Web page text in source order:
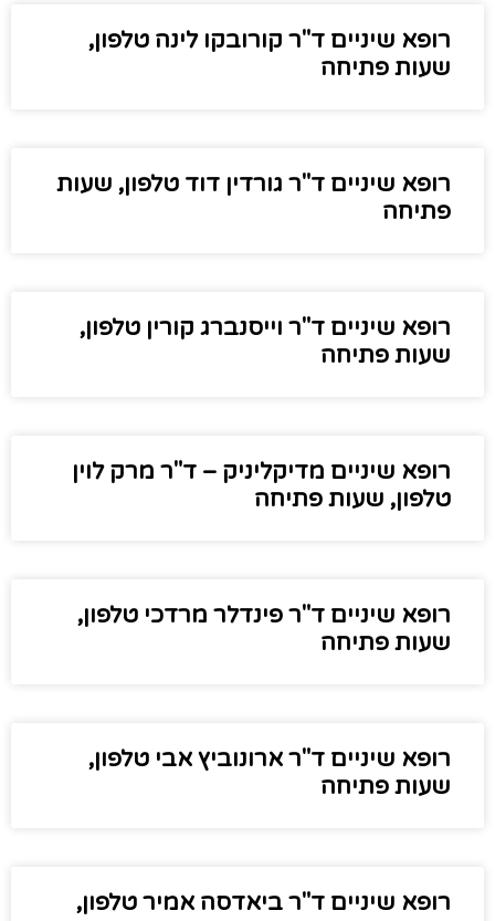
רופא שיניים ד"ר קורובקו לינה טלפון,
שעות פתיחה
רופא שיניים ד"ר גורדין דוד טלפון, שעות
פתיחה
רופא שיניים ד"ר וייסנברג קורין טלפון,
שעות פתיחה
רופא שיניים מדיקליניק – ד"ר מרק לוין
טלפון, שעות פתיחה
רופא שיניים ד"ר פינדלר מרדכי טלפון,
שעות פתיחה
רופא שיניים ד"ר ארונוביץ אבי טלפון,
שעות פתיחה
רופא שיניים ד"ר ביאדסה אמיר טלפון,